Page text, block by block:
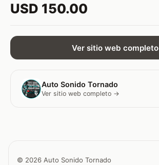
USD 150.00
Ver sitio web completo
Auto Sonido Tornado
Ver sitio web completo →
© 2026 Auto Sonido Tornado